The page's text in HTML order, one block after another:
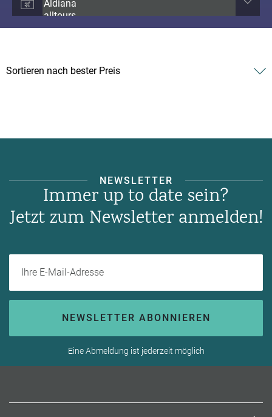
NEWSLETTER
Immer up to date sein?
Jetzt zum Newsletter anmelden!
NEWSLETTER ABONNIEREN
Eine Abmeldung ist jederzeit möglich